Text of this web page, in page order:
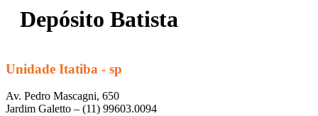
Depósito Batista
Unidade Itatiba - sp
Av. Pedro Mascagni, 650
Jardim Galetto – (11) 99603.0094